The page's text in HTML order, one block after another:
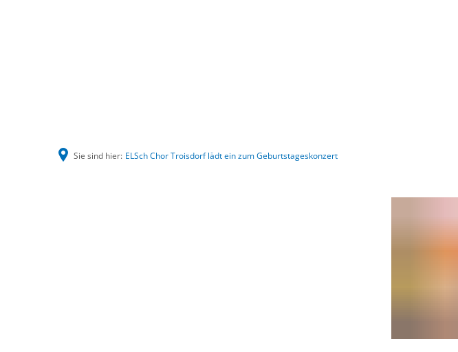
Sie sind hier: ELSch Chor Troisdorf lädt ein zum Geburtstageskonzert